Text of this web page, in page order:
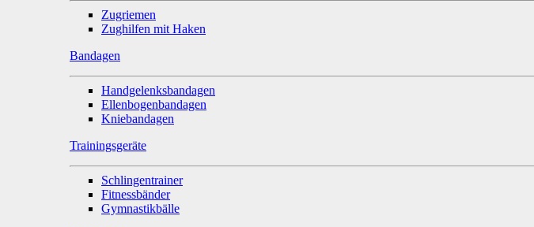
Zugriemen
Zughilfen mit Haken
Bandagen
Handgelenksbandagen
Ellenbogenbandagen
Kniebandagen
Trainingsgeräte
Schlingentrainer
Fitnessbänder
Gymnastikbälle